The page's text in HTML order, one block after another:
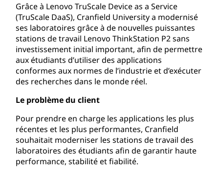
Grâce à Lenovo TruScale Device as a Service
(TruScale DaaS), Cranfield University a modernisé
ses laboratoires grâce à de nouvelles puissantes
stations de travail Lenovo ThinkStation P2 sans
investissement initial important, afin de permettre
aux étudiants d’utiliser des applications
conformes aux normes de l’industrie et d’exécuter
des recherches dans le monde réel.
Le problème du client
Pour prendre en charge les applications les plus
récentes et les plus performantes, Cranfield
souhaitait moderniser les stations de travail des
laboratoires des étudiants afin de garantir haute
performance, stabilité et fiabilité.